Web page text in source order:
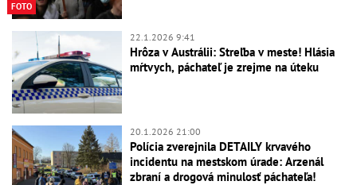
FOTO
22.1.2026 9:41
Hrôza v Austrálii: Streľba v meste! Hlásia
mŕtvych, páchateľ je zrejme na úteku
20.1.2026 21:00
Polícia zverejnila DETAILY krvavého
incidentu na mestskom úrade: Arzenál
zbraní a drogová minulosť páchateľa!